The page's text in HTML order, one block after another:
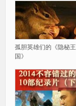
孤胆英雄们的《隐秘王
国》